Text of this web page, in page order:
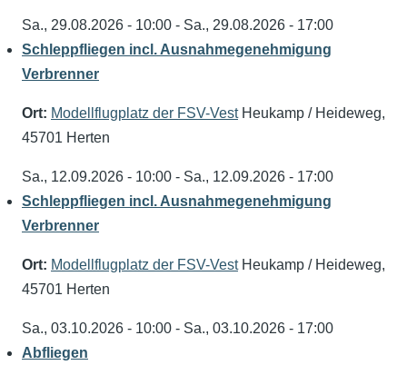
Sa., 29.08.2026 - 10:00 - Sa., 29.08.2026 - 17:00
Schleppfliegen incl. Ausnahmegenehmigung
Verbrenner
Ort: Modellflugplatz der FSV-VestHeukamp / Heideweg,
45701 Herten
Sa., 12.09.2026 - 10:00 - Sa., 12.09.2026 - 17:00
Schleppfliegen incl. Ausnahmegenehmigung
Verbrenner
Ort: Modellflugplatz der FSV-VestHeukamp / Heideweg,
45701 Herten
Sa., 03.10.2026 - 10:00 - Sa., 03.10.2026 - 17:00
Abfliegen